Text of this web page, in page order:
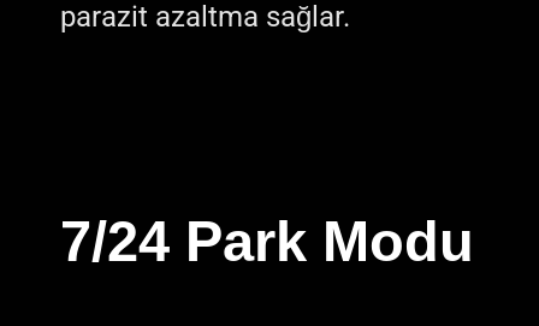
parazit azaltma sağlar.
7/24 Park Modu